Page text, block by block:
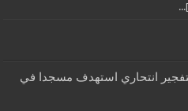
انتحاري استهدف مسجدا في